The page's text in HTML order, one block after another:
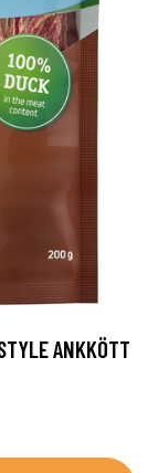
ANKKÖTT